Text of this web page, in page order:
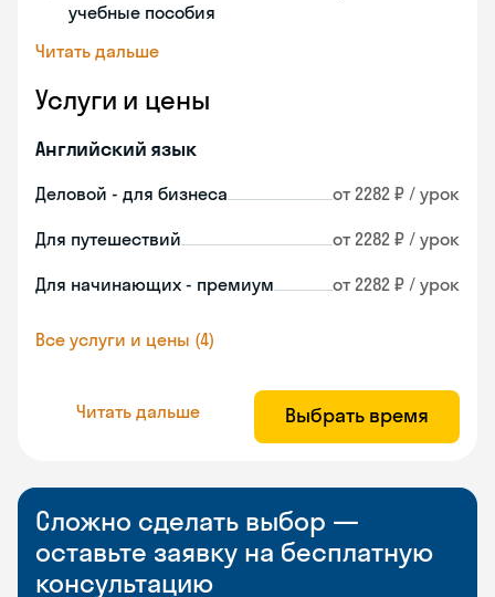
учебные пособия
Читать дальше
Услуги и цены
Английский язык
Деловой - для бизнеса от 2282 ₽ / урок
Для путешествий от 2282 ₽ / урок
Для начинающих - премиум от 2282 ₽ / урок
Все услуги и цены (4)
Читать дальше Выбрать время
Сложно сделать выбор —
оставьте заявку на бесплатную
консультацию